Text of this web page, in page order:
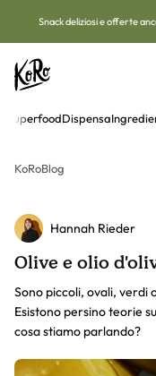
Snack deliziosi e offerte
superfoodDispensa
KoRoBlog
Hannah Rieder
Olive e olio
Sono piccoli, ovali, verdi
Esistono persino teorie
cosa stiamo parlando?